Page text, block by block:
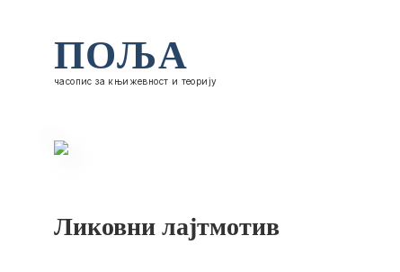
ПОЉА
часопис за књижевност и теорију
Ликовни лајтмотив